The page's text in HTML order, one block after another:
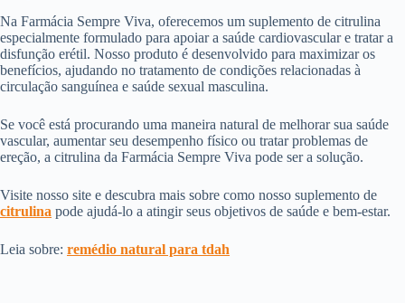
Na Farmácia Sempre Viva, oferecemos um suplemento de citrulina
especialmente formulado para apoiar a saúde cardiovascular e tratar a
disfunção erétil. Nosso produto é desenvolvido para maximizar os
benefícios, ajudando no tratamento de condições relacionadas à
circulação sanguínea e saúde sexual masculina.
Se você está procurando uma maneira natural de melhorar sua saúde
vascular, aumentar seu desempenho físico ou tratar problemas de
ereção, a citrulina da Farmácia Sempre Viva pode ser a solução.
Visite nosso site e descubra mais sobre como nosso suplemento de
citrulina pode ajudá-lo a atingir seus objetivos de saúde e bem-estar.
Leia sobre: remédio natural para tdah